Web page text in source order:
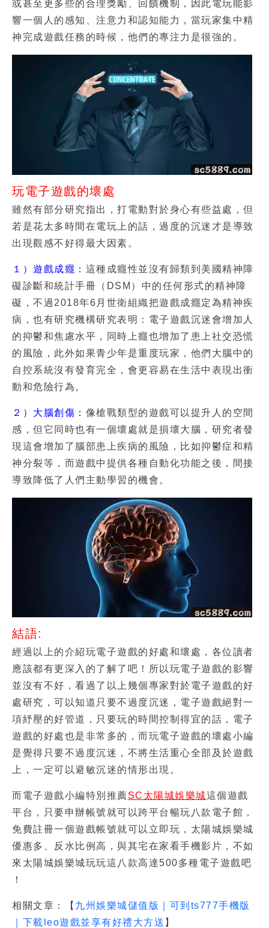
或甚至更多些的合理獎勵、回饋機制，因此電玩能影
響一個人的感知、注意力和認知能力，當玩家集中精
神完成遊戲任務的時候，他們的專注力是很強的。
玩電子遊戲的壞處
雖然有部分研究指出，打電動對於身心有些益處，但
若是花太多時間在電玩上的話，過度的沉迷才是導致
出現觀感不好得最大因素。
１）遊戲成癮： 這種成癮性並沒有歸類到美國精神障
礙診斷和統計手冊（DSM）中的任何形式的精神障
礙，不過2018年6月世衛組織把遊戲成癮定為精神疾
病，也有研究機構研究表明：電子遊戲沉迷會增加人
的抑鬱和焦慮水平，同時上癮也增加了患上社交恐慌
的風險，此外如果青少年是重度玩家，他們大腦中的
自控系統沒有發育完全，會更容易在生活中表現出衝
動和危險行為。
２）大腦創傷： 像槍戰類型的遊戲可以提升人的空間
感，但它同時也有一個壞處就是損壞大腦，研究者發
現這會增加了腦部患上疾病的風險，比如抑鬱症和精
神分裂等，而遊戲中提供各種自動化功能之後，間接
導致降低了人們主動學習的機會。
結語:
經過以上的介紹玩電子遊戲的好處和壞處， 各位讀者
應該都有更深入的了解了吧！所以 玩電子遊戲的影響
並沒有不好，看過了以上幾個專家對於電子遊戲的好
處研究 ，可以知道只要不過度沉迷，電子遊戲絕對一
項紓壓的好管道，只要玩的時間控制得宜的話， 電子
遊戲的好處也是非常多的，而玩電子遊戲的壞處小編
是覺得只要不過度沉迷，不將生活重心全部及於遊戲
上，一定可以避敏沉迷的情形出現。
而電子遊戲小編特別推薦SC太陽城娛樂城這個遊戲
平台，只要申辦帳號就可以跨平台暢玩八款電子館，
免費註冊一個遊戲帳號就可以立即玩，太陽城娛樂城
優惠多、反水比例高，與其宅在家看手機影片，不如
來太陽城娛樂城玩玩這八款高達500多種電子遊戲吧
！
相關文章：【 九州娛樂城儲值版｜可到ts777手機版
｜下載leo遊戲並享有好禮大方送 】